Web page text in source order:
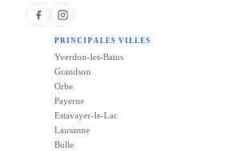
PRINCIPALES VILLES
Yverdon-les-Bains
Grandson
Orbe
Payerne
Estavayer-le-Lac
Lausanne
Bulle